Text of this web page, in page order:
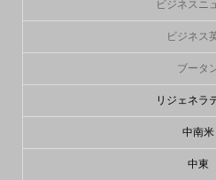
ビジネスニ
ビジネス
ブータ
リジェネラ
中南米
中東